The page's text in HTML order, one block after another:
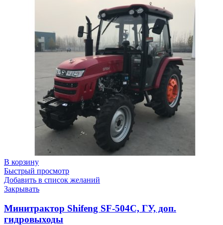
В корзину
Быстрый просмотр
Добавить в список желаний
Закрывать
Минитрактор Shifeng SF-504C, ГУ, доп.
гидровыходы